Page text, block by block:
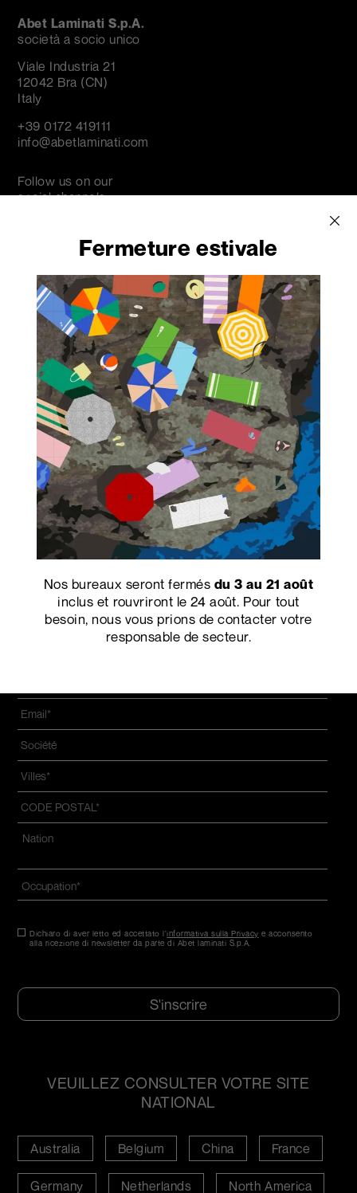
Abet Laminati S.p.A.
società a socio unico
Viale Industria 21
12042 Bra (CN)
Italy
+39 0172 419111
info@abetlaminati.com
Follow us on our
social channels
capitale sociale
€ 4.132.000,00 i.v.
N. REA CN-115819
C.F. / P.I. / Reg. Imprese Cuneo
00664920048
Privacy Policy
Cookie Policy
Crédits
Dénonciation
Inscrivez-vous à notre
lettre d'information pour
recevoir toutes les
informations sur les
événements et les
nouvelles.
Email
Azienda
Villes
CODE
POSTAL *
Adresse
Nazione*
Consentement *
Dichiaro di aver letto ed accettato l'informativa sulla Privacy e acconsento
alla ricezione di newsletter da parte di Abet laminati S.p.A.
*
VEUILLEZ CONSULTER VOTRE SITE
NATIONAL
Australia Belgium China France
Germany Netherlands North America
Fermeture estivale
Nos bureaux seront fermés du 3 au 21 août
inclus et rouvriront le 24 août. Pour tout
besoin, nous vous prions de contacter votre
responsable de secteur.